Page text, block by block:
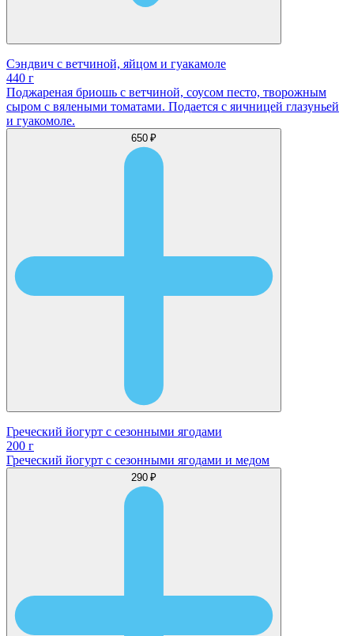
Сэндвич с ветчиной, яйцом и гуакамоле
440 г
Поджареная бриошь с ветчиной, соусом песто, творожным
сыром с вялеными томатами. Подается с яичницей глазуньей
и гуакомоле.
650 ₽
Греческий йогурт с сезонными ягодами
200 г
Греческий йогурт с сезонными ягодами и медом
290 ₽